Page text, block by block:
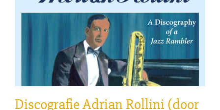
Discografie Adrian Rollini (door